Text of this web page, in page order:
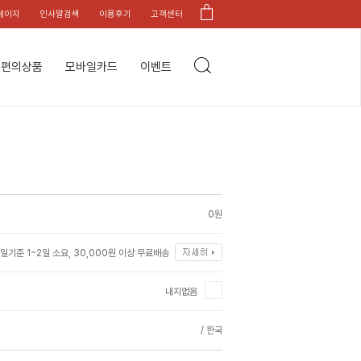
이지 인사말검색 이용후기 고객센터
편의상품 모바일카드 이벤트
0원
기준 1~2일 소요, 30,000원 이상 무료배송
내지없음
/ 한국